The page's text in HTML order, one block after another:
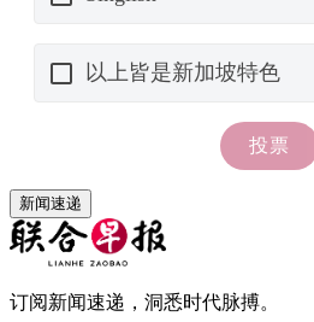
新闻速递
订阅新闻速递，洞悉时代脉搏。